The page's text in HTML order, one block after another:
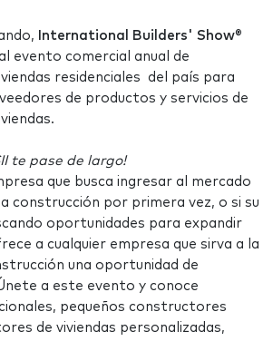
International Builders' Show®
evento comercial anual de
residenciales del país para
de productos y servicios de
te pase de largo!
que busca ingresar al mercado
construcción por primera vez, o si su
oportunidades para expandir
a cualquier empresa que sirva a la
una oportunidad de
a este evento y conoce
pequeños constructores
de viviendas personalizadas,